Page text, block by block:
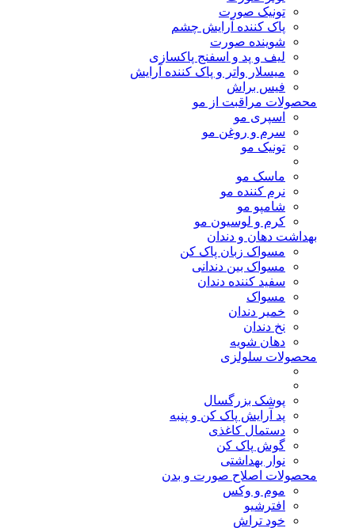
تونیک صورت
پاک کننده آرایش چشم
شوینده صورت
لیف و پد و اسفنج پاکسازی
میسلار واتر و پاک کننده آرایش
فیس براش
محصولات مراقبت از مو
اسپری مو
سرم و روغن مو
تونیک مو
ماسک مو
نرم کننده مو
شامپو مو
کرم و لوسیون مو
بهداشت دهان و دندان
مسواک زبان پاک کن
مسواک بین دندانی
سفید کننده دندان
مسواک
خمیر دندان
نخ دندان
دهان شویه
محصولات سلولزی
پوشک بزرگسال
پد آرایش پاک کن و پنبه
دستمال کاغذی
گوش پاک کن
نوار بهداشتی
محصولات اصلاح صورت و بدن
موم و وکس
افترشیو
خود تراش